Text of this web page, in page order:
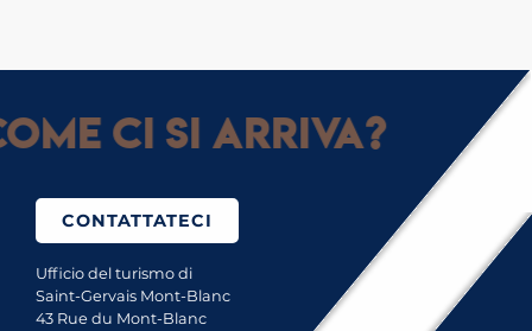
ci si arriva?
CONTATTATECI
Ufficio del turismo di
Saint-Gervais Mont-Blanc
43 Rue du Mont-Blanc